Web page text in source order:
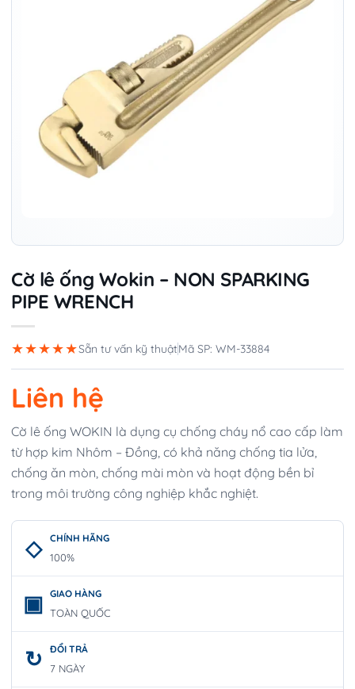
Cờ lê ống Wokin – NON SPARKING
PIPE WRENCH
★★★★★Sẵn tư vấn kỹ thuậtMã SP: WM-33884
Liên hệ
Cờ lê ống WOKIN là dụng cụ chống cháy nổ cao cấp làm
từ hợp kim Nhôm – Đồng, có khả năng chống tia lửa,
chống ăn mòn, chống mài mòn và hoạt động bền bỉ
trong môi trường công nghiệp khắc nghiệt.
CHÍNH HÃNG
100%
GIAO HÀNG
TOÀN QUỐC
ĐỔI TRẢ
7 NGÀY